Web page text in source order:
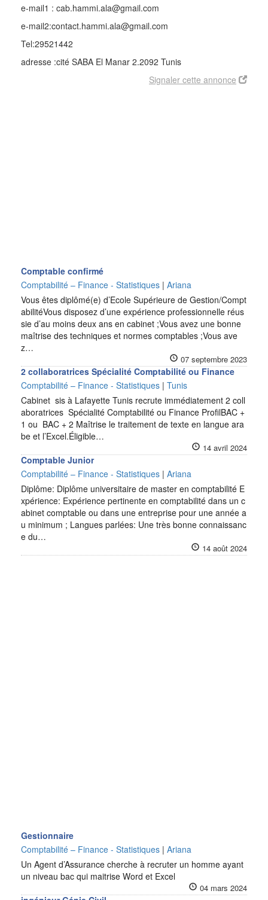
e-mail1 : cab.hammi.ala@gmail.com
e-mail2:contact.hammi.ala@gmail.com
Tel:29521442
adresse :cité SABA El Manar 2.2092 Tunis
Signaler cette annonce
Comptable confirmé
Comptabilité – Finance - Statistiques | Ariana
Vous êtes diplômé(e) d’Ecole Supérieure de Gestion/Compt
abilitéVous disposez d’une expérience professionnelle réus
sie d’au moins deux ans en cabinet ;Vous avez une bonne
maîtrise des techniques et normes comptables ;Vous ave
z…
07 septembre 2023
2 collaboratrices Spécialité Comptabilité ou Finance
Comptabilité – Finance - Statistiques | Tunis
Cabinet sis à Lafayette Tunis recrute immédiatement 2 coll
aboratrices Spécialité Comptabilité ou Finance ProfilBAC +
1 ou BAC + 2 Maîtrise le traitement de texte en langue ara
be et l’Excel.Éligible…
14 avril 2024
Comptable Junior
Comptabilité – Finance - Statistiques | Ariana
Diplôme: Diplôme universitaire de master en comptabilité E
xpérience: Expérience pertinente en comptabilité dans un c
abinet comptable ou dans une entreprise pour une année a
u minimum ; Langues parlées: Une très bonne connaissanc
e du…
14 août 2024
Gestionnaire
Comptabilité – Finance - Statistiques | Ariana
Un Agent d’Assurance cherche à recruter un homme ayant
un niveau bac qui maitrise Word et Excel
04 mars 2024